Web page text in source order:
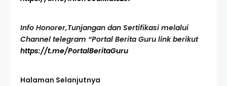
Info Honorer,Tunjangan dan Sertifikasi melalui
Channel telegram “Portal Berita Guru link berikut
https://t.me/PortalBeritaGuru
Halaman Selanjutnya